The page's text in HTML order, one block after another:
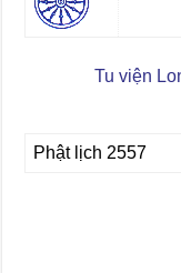
Tu viện
Phật lịch 2557